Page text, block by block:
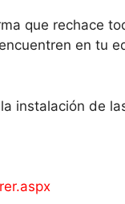
que rechace
en tu
instalación de